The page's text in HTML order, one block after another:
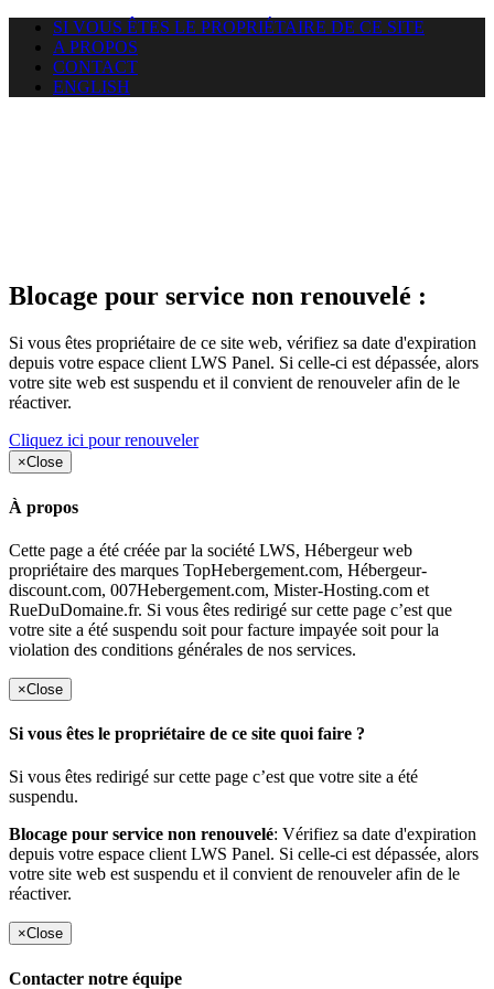
SI VOUS ÊTES LE PROPRIÉTAIRE DE CE SITE
A PROPOS
CONTACT
ENGLISH
Blocage pour service non renouvelé :
Si vous êtes propriétaire de ce site web, vérifiez sa date d'expiration
depuis votre espace client LWS Panel. Si celle-ci est dépassée, alors
votre site web est suspendu et il convient de renouveler afin de le
réactiver.
Cliquez ici pour renouveler
×Close
À propos
Cette page a été créée par la société LWS, Hébergeur web
propriétaire des marques TopHebergement.com, Hébergeur-
discount.com, 007Hebergement.com, Mister-Hosting.com et
RueDuDomaine.fr. Si vous êtes redirigé sur cette page c’est que
votre site a été suspendu soit pour facture impayée soit pour la
violation des conditions générales de nos services.
×Close
Si vous êtes le propriétaire de ce site quoi faire ?
Si vous êtes redirigé sur cette page c’est que votre site a été
suspendu.
Blocage pour service non renouvelé: Vérifiez sa date d'expiration
depuis votre espace client LWS Panel. Si celle-ci est dépassée, alors
votre site web est suspendu et il convient de renouveler afin de le
réactiver.
×Close
Contacter notre équipe